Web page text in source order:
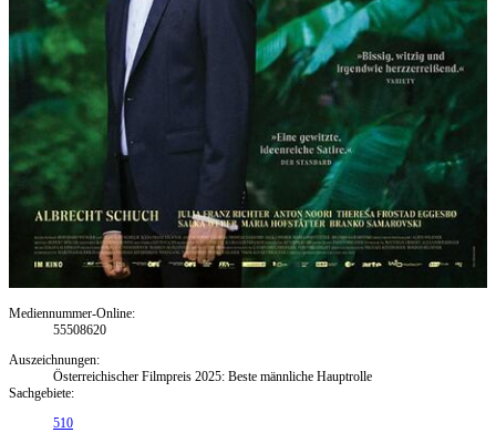
Mediennummer-Online:
55508620
Auszeichnungen:
Österreichischer Filmpreis 2025: Beste männliche Hauptrolle
Sachgebiete:
510